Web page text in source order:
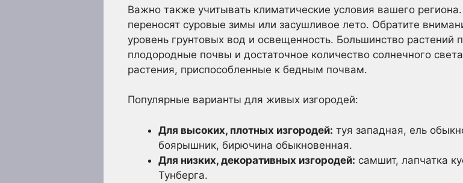
Важно также учитывать климатические условия вашего
переносят суровые зимы или засушливое лето. Обратите
уровень грунтовых вод и освещенность. Большинство
плодородные почвы и достаточное количество солнечного
растения, приспособленные к бедным почвам.
Популярные варианты для живых изгородей:
Для высоких, плотных изгородей: туя западная, ель
боярышник, бирючина обыкновенная.
Для низких, декоративных изгородей: самшит, лапчатка
Тунберга.